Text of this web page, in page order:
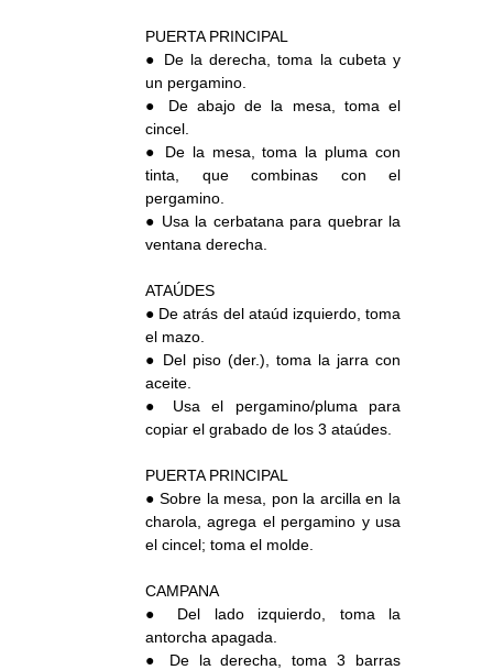
PUERTA PRINCIPAL
● De la derecha, toma la cubeta y
un pergamino.
● De abajo de la mesa, toma el
cincel.
● De la mesa, toma la pluma con
tinta, que combinas con el
pergamino.
● Usa la cerbatana para quebrar la
ventana derecha.
ATAÚDES
● De atrás del ataúd izquierdo, toma
el mazo.
● Del piso (der.), toma la jarra con
aceite.
● Usa el pergamino/pluma para
copiar el grabado de los 3 ataúdes.
PUERTA PRINCIPAL
● Sobre la mesa, pon la arcilla en la
charola, agrega el pergamino y usa
el cincel; toma el molde.
CAMPANA
● Del lado izquierdo, toma la
antorcha apagada.
● De la derecha, toma 3 barras